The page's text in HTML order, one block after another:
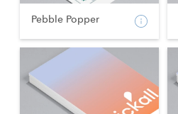
Pebble Popper